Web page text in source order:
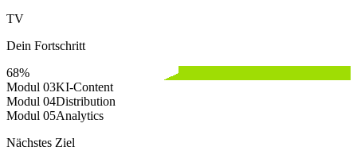
TV
Dein Fortschritt
68%
Modul 03KI-Content
Modul 04Distribution
Modul 05Analytics
Nächstes Ziel